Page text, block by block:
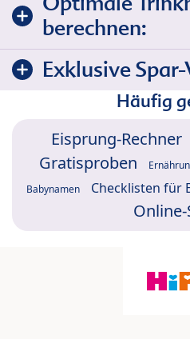
berechnen:
Exklusive
Häufig
Eisprung-Rechner
Gratisproben
Babynamen Checklisten für